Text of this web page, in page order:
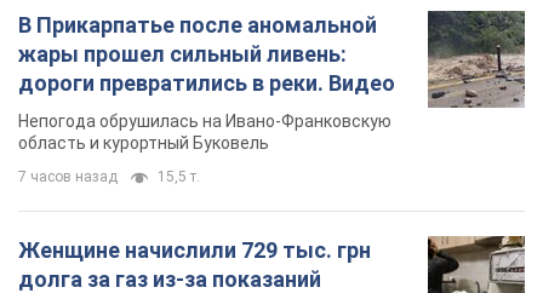
В Прикарпатье после аномальной
жары прошел сильный ливень:
дороги превратились в реки. Видео
Непогода обрушилась на Ивано-Франковскую
область и курортный Буковель
7 часов назад 15,5 т.
Женщине начислили 729 тыс. грн
долга за газ из-за показаний